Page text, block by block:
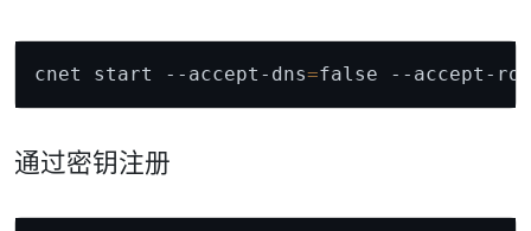
cnet start --accept-dns=false --accept-
通过密钥注册